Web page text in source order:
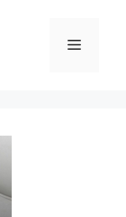
메